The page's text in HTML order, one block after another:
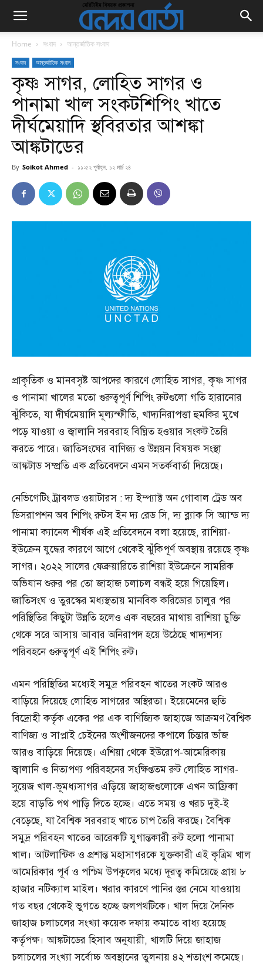
Home সংবাদ আন্তর্জাতিক সংবাদ
সংবাদ আন্তর্জাতিক সংবাদ
কৃষ্ণ সাগর, লোহিত সাগর ও
পানামা খাল সংকটশিপিং খাতে
দীর্ঘমেয়াদি স্থবিরতার আশঙ্কা
আঙ্কটাডের
By Soikot Ahmed - ১১:৫২ পূর্বাহ্ন, ১২ মার্চ ২৪
প্রাকৃতিক ও মানবসৃষ্ট আপদের কারণে লোহিত সাগর, কৃষ্ণ সাগর
ও পানামা খালের মতো গুরুত্বপূর্ণ শিপিং রুটগুলো গতি হারানোর
ঝুঁকিতে, যা দীর্ঘমেয়াদি মূল্যস্ফীতি, খাদ্যনিরাপত্তা হুমকির মুখে
পড়ে যাওয়া ও জ্বালানি সরবরাহ বিঘ্নিত হওয়ার সংকট তৈরি
করতে পারে। জাতিসংঘের বাণিজ্য ও উন্নয়ন বিষয়ক সংস্থা
আঙ্কটাড সম্প্রতি এক প্রতিবেদনে এমন সতর্কবার্তা দিয়েছে।
নেভিগেটিং ট্রাবলড ওয়াটারস : দ্য ইম্প্যাক্ট অন গোবাল ট্রেড অব
ডিসরাপশন অব শিপিং রুটস ইন দ্য রেড সি, দ্য ব্ল্যাক সি অ্যান্ড দ্য
পানামা ক্যানেল শীর্ষক এই প্রতিবেদনে বলা হয়েছে, রাশিয়া-
ইউক্রেন যুদ্ধের কারণে আগে থেকেই ঝুঁকিপূর্ণ অবস্থায় রয়েছে কৃষ্ণ
সাগর। ২০২২ সালের ফেব্রুয়ারিতে রাশিয়া ইউক্রেনে সামরিক
অভিযান শুরুর পর তো জাহাজ চলাচল বন্ধই হয়ে গিয়েছিল।
জাতিসংঘ ও তুরস্কের মধ্যস্থতায় মানবিক করিডোর চালুর পর
পরিস্থিতির কিছুটা উন্নতি হলেও এক বছরের মাথায় রাশিয়া চুক্তি
থেকে সরে আসায় আবার অনিরাপদ হয়ে উঠেছে খাদ্যশস্য
পরিবহনে গুরুত্বপূর্ণ এই শিপিং রুট।
এমন পরিস্থিতির মধ্যেই সমুদ্র পরিবহন খাতের সংকট আরও
বাড়িয়ে দিয়েছে লোহিত সাগরের অস্থিরতা। ইয়েমেনের হুতি
বিদ্রোহী কর্তৃক একের পর এক বাণিজ্যিক জাহাজে আক্রমণ বৈশ্বিক
বাণিজ্য ও সাপ্লাই চেইনের অংশীজনদের কপালে চিন্তার ভাঁজ
আরও বাড়িয়ে দিয়েছে। এশিয়া থেকে ইউরোপ-আমেরিকায়
জ্বালানি ও নিত্যপণ্য পরিবহনের সংক্ষিপ্ততম রুট লোহিত সাগর-
সুয়েজ খাল-ভূমধ্যসাগর এড়িয়ে জাহাজগুলোকে এখন আফ্রিকা
হয়ে বাড়তি পথ পাড়ি দিতে হচ্ছে। এতে সময় ও খরচ দুই-ই
বেড়েছে, যা বৈশ্বিক সরবরাহ খাতে চাপ তৈরি করছে। বৈশ্বিক
সমুদ্র পরিবহন খাতের আরেকটি যুগান্তকারী রুট হলো পানামা
খাল। আটলান্টিক ও প্রশান্ত মহাসাগরকে যুক্তকারী এই কৃত্রিম খাল
আমেরিকার পূর্ব ও পশ্চিম উপকূলের মধ্যে দূরত্ব কমিয়েছে প্রায় ৮
হাজার নটিক্যাল মাইল। খরার কারণে পানির স্তর নেমে যাওয়ায়
গত বছর থেকেই ভুগতে হচ্ছে জলপথটিকে। খাল দিয়ে দৈনিক
জাহাজ চলাচলের সংখ্যা কয়েক দফায় কমাতে বাধ্য হয়েছে
কর্তৃপক্ষ। আঙ্কটাডের হিসাব অনুযায়ী, খালটি দিয়ে জাহাজ
চলাচলের সংখ্যা সর্বোচ্চ অবস্থানের তুলনায় ৪২ শতাংশ কমেছে।